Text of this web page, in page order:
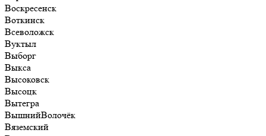
Воскресенск
Воткинск
Всеволожск
Вуктыл
Выборг
Выкса
Высоковск
Высоцк
Вытегра
ВышнийВолочёк
Вяземский